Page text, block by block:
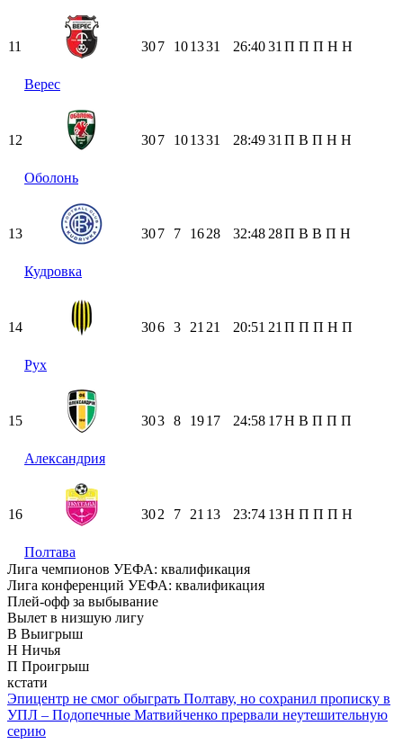
11
Верес
307 101331 26:4031 П П П Н Н
12
Оболонь
307 101331 28:4931 П В П Н Н
13
Кудровка
307 7 1628 32:48 28П В В П Н
14
Рух
306 3 21 21 20:51 21 П П П Н П
15
Александрия
303 8 1917 24:58 17Н В П П П
16
Полтава
302 7 21 13 23:74 13Н П П П Н
Лига чемпионов УЕФА: квалификация
Лига конференций УЕФА: квалификация
Плей-офф за выбывание
Вылет в низшую лигу
В Выигрыш
Н Ничья
П Проигрыш
кстати
Эпицентр не смог обыграть Полтаву, но сохранил прописку в
УПЛ – Подопечные Матвийченко прервали неутешительную
серию